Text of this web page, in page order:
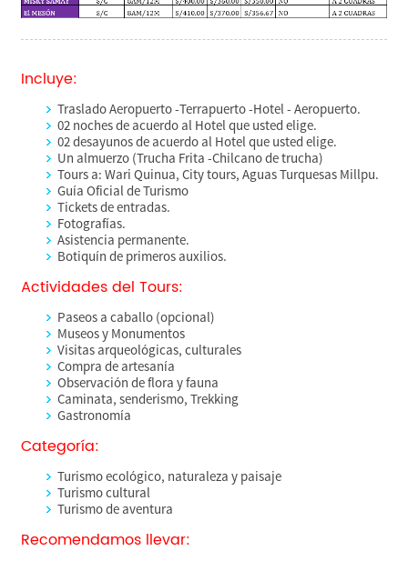
Incluye:
Traslado Aeropuerto -Terrapuerto -Hotel - Aeropuerto.
02 noches de acuerdo al Hotel que usted elige.
02 desayunos de acuerdo al Hotel que usted elige.
Un almuerzo (Trucha Frita -Chilcano de trucha)
Tours a: Wari Quinua, City tours, Aguas Turquesas Millpu.
Guía Oficial de Turismo
Tickets de entradas.
Fotografías.
Asistencia permanente.
Botiquín de primeros auxilios.
Actividades del Tours:
Paseos a caballo (opcional)
Museos y Monumentos
Visitas arqueológicas, culturales
Compra de artesanía
Observación de flora y fauna
Caminata, senderismo, Trekking
Gastronomía
Categoría:
Turismo ecológico, naturaleza y paisaje
Turismo cultural
Turismo de aventura
Recomendamos llevar: